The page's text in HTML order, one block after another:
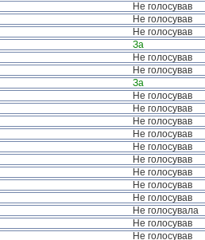
Не голосував
Не голосував
Не голосував
За
Не голосував
Не голосував
За
Не голосував
Не голосував
Не голосував
Не голосував
Не голосував
Не голосував
Не голосував
Не голосував
Не голосував
Не голосувала
Не голосував
Не голосував